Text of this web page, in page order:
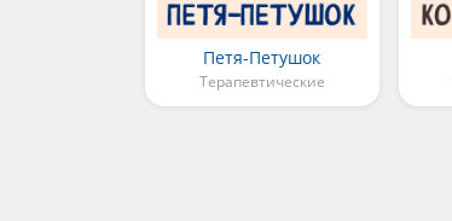
Петя-Петушок
Терапевтические